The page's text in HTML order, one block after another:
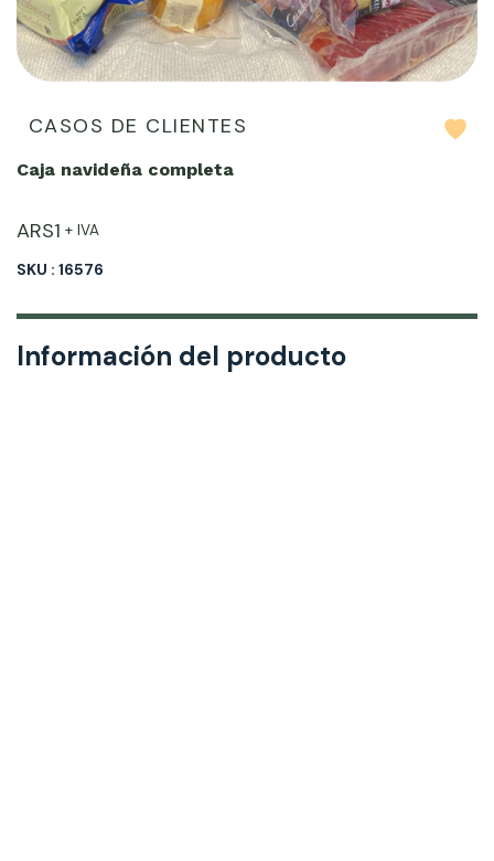
CASOS DE CLIENTES
Caja navideña completa
ARS1 + IVA
SKU : 16576
Información del producto